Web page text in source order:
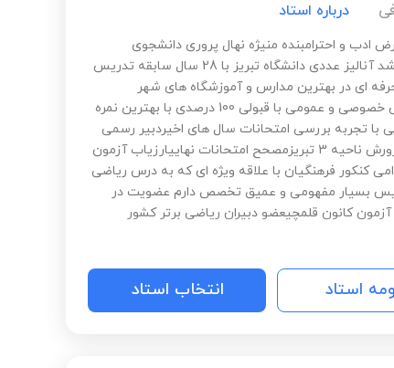
درباره استاد
ادب و احترامبنده منیژه نهال پروری دانشجوی
کارشناس ارشد آنالیز عددی دانشگاه تبریز با 28 سال سابقه تدریس
ای در بهترین مدارس و آموزشگاه های شهر
تبریزتدریس خصوصی و عمومی با قبولی 100 درصدی با بهترین نمره
با تجربه بررسی امتحانات سال های اخیردبیر رسمی
آموزش و پرورش ناحیه 3 تبریزمصحح امتحانات نهاییارزیاب آزمون
کنکور فرهنگیان با علاقه ویژه ای که به درس ریاضی
بسیار مفهومی و عمیق تخصص دارم عضویت در
آزمون کانون قلمچیعضو دبیران ریاضی برتر کشور
استاد انتخاب استاد